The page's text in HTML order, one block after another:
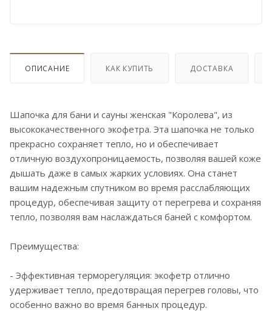
ОПИСАНИЕ КАК КУПИТЬ ДОСТАВКА
Шапочка для бани и сауны женская "Королева", из
высококачественного экофетра. Эта шапочка не только
прекрасно сохраняет тепло, но и обеспечивает
отличную воздухопроницаемость, позволяя вашей коже
дышать даже в самых жарких условиях. Она станет
вашим надежным спутником во время расслабляющих
процедур, обеспечивая защиту от перегрева и сохраняя
тепло, позволяя вам наслаждаться баней с комфортом.
Преимущества:
- Эффективная терморегуляция: экофетр отлично
удерживает тепло, предотвращая перегрев головы, что
особенно важно во время банных процедур.